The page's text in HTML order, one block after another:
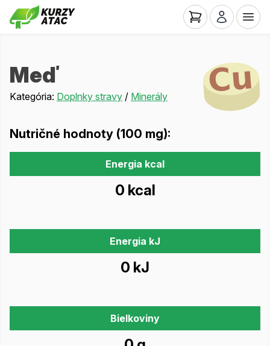
Meď
Kategória: Doplnky stravy / Minerály
Nutričné hodnoty (100 mg):
Energia kcal
0 kcal
Energia kJ
0 kJ
Bielkoviny